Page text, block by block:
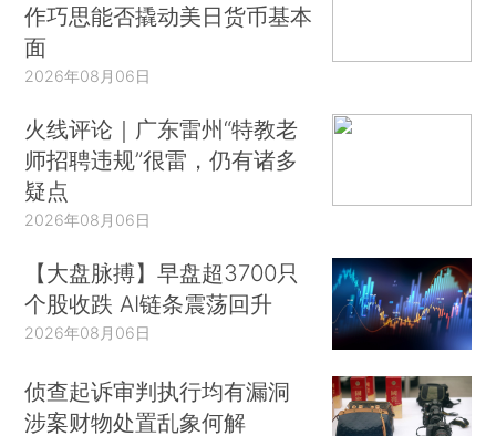
作巧思能否撬动美日货币基本
面
2026年08月06日
火线评论｜广东雷州“特教老
师招聘违规”很雷，仍有诸多
疑点
2026年08月06日
【大盘脉搏】早盘超3700只
个股收跌 AI链条震荡回升
2026年08月06日
侦查起诉审判执行均有漏洞
涉案财物处置乱象何解